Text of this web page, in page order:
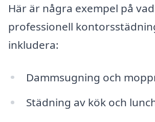
Här är några exempel på
professionell
inkludera:
Dammsugning och
Städning av kök och